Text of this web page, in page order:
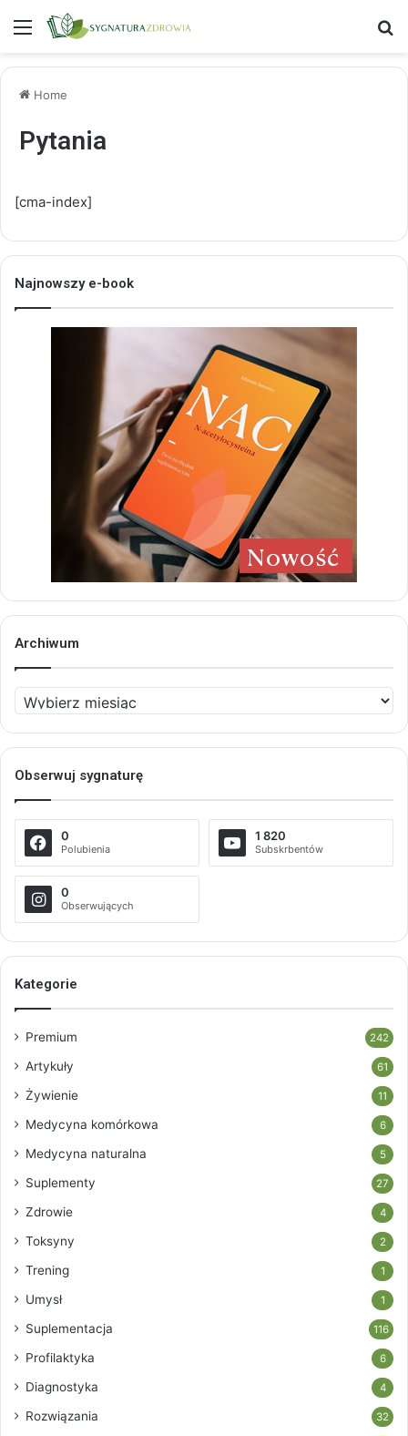
Menu
Home
Pytania
[cma-index]
Najnowszy e-book
Archiwum
Archiwum
Obserwuj sygnaturę
0
Polubienia
1 820
Subskrbentów
0
Obserwujących
Kategorie
Premium 242
Artykuły 61
Żywienie 11
Medycyna komórkowa 6
Medycyna naturalna 5
Suplementy 27
Zdrowie 4
Toksyny 2
Trening 1
Umysł 1
Suplementacja 116
Profilaktyka 6
Diagnostyka 4
Rozwiązania 32